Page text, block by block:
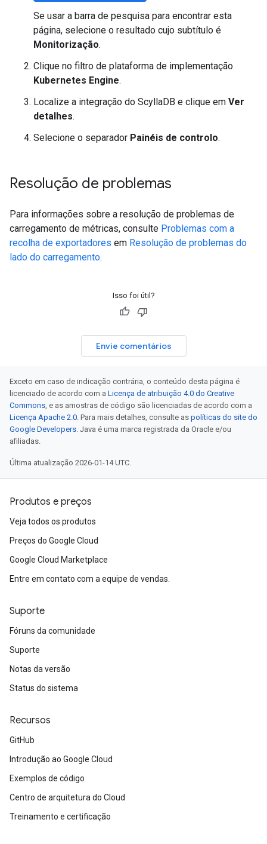
Se usar a barra de pesquisa para encontrar esta
página, selecione o resultado cujo subtítulo é
Monitorização.
Clique no filtro de plataforma de implementação
Kubernetes Engine.
Localize a integração do ScyllaDB e clique em Ver
detalhes.
Selecione o separador Painéis de controlo.
Resolução de problemas
Para informações sobre a resolução de problemas de
carregamento de métricas, consulte Problemas com a
recolha de exportadores em Resolução de problemas do
lado do carregamento.
Isso foi útil?
Envie comentários
Exceto em caso de indicação contrária, o conteúdo desta página é
licenciado de acordo com a Licença de atribuição 4.0 do Creative
Commons, e as amostras de código são licenciadas de acordo com a
Licença Apache 2.0. Para mais detalhes, consulte as políticas do site do
Google Developers. Java é uma marca registrada da Oracle e/ou
afiliadas.
Última atualização 2026-01-14 UTC.
Produtos e preços
Veja todos os produtos
Preços do Google Cloud
Google Cloud Marketplace
Entre em contato com a equipe de vendas.
Suporte
Fóruns da comunidade
Suporte
Notas da versão
Status do sistema
Recursos
GitHub
Introdução ao Google Cloud
Exemplos de código
Centro de arquitetura do Cloud
Treinamento e certificação